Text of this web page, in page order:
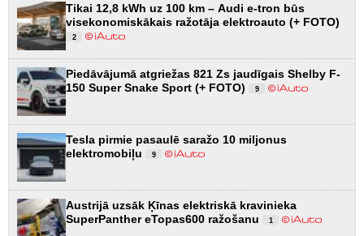
Tikai 12,8 kWh uz 100 km – Audi e-tron būs
visekonomiskākais ražotāja elektroauto (+ FOTO)
2
Piedāvājumā atgriežas 821 Zs jaudīgais Shelby F-
150 Super Snake Sport (+ FOTO)
9
Tesla pirmie pasaulē saražo 10 miljonus
elektromobiļu
9
Austrijā uzsāk Ķīnas elektriskā kravinieka
SuperPanther eTopas600 ražošanu
1